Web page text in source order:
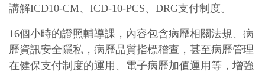
講解ICD10-CM、ICD-10-PCS、DRG支付制度。
16個小時的證照輔導課，內容包含病歷相關法規、病
歷資訊安全隱私，病歷品質指標稽查，甚至病歷管理
在健保支付制度的運用、電子病歷加值運用等，增強